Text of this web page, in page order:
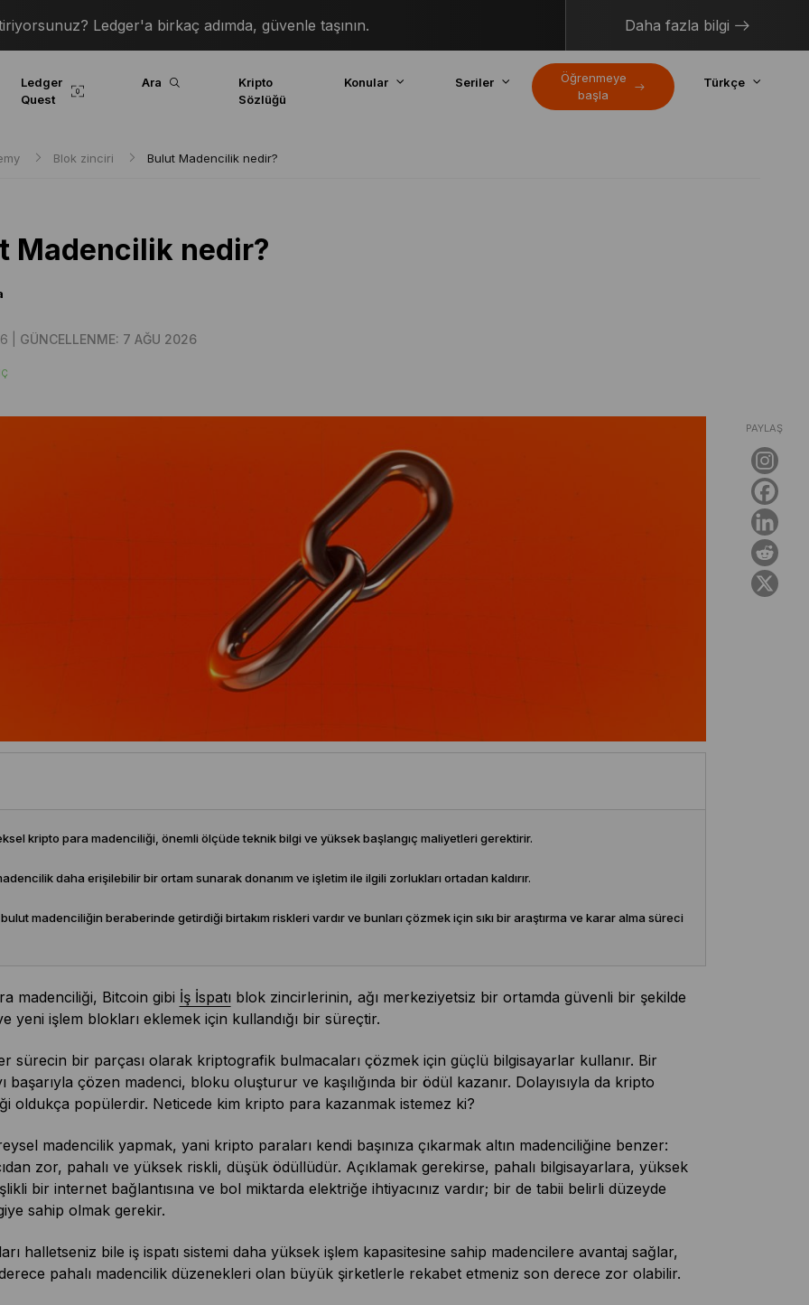
Ledger'a birkaç adımda, güvenle taşının. Daha fazla bilgi
Ledger
Quest
Ara
Kripto
Sözlüğü
Konular Seriler
Öğrenmeye
başla
Türkçe
Blok zinciri Bulut Madencilik nedir?
Madencilik nedir?
| GÜNCELLENME: 7 AĞU 2026
PAYLAŞ
kripto para madenciliği, önemli ölçüde teknik bilgi ve yüksek başlangıç maliyetleri gerektirir.
daha erişilebilir bir ortam sunarak donanım ve işletim ile ilgili zorlukları ortadan kaldırır.
madenciliğin beraberinde getirdiği birtakım riskleri vardır ve bunları çözmek için sıkı bir araştırma ve karar alma süreci
madenciliği, Bitcoin gibi İş İspatı blok zincirlerinin, ağı merkeziyetsiz bir ortamda güvenli bir şekilde
yeni işlem blokları eklemek için kullandığı bir süreçtir.
sürecin bir parçası olarak kriptografik bulmacaları çözmek için güçlü bilgisayarlar kullanır. Bir
başarıyla çözen madenci, bloku oluşturur ve kaşılığında bir ödül kazanır. Dolayısıyla da kripto
oldukça popülerdir. Neticede kim kripto para kazanmak istemez ki?
madencilik yapmak, yani kripto paraları kendi başınıza çıkarmak altın madenciliğine benzer:
zor, pahalı ve yüksek riskli, düşük ödüllüdür. Açıklamak gerekirse, pahalı bilgisayarlara, yüksek
bir internet bağlantısına ve bol miktarda elektriğe ihtiyacınız vardır; bir de tabii belirli düzeyde
sahip olmak gerekir.
halletseniz bile iş ispatı sistemi daha yüksek işlem kapasitesine sahip madencilere avantaj sağlar,
pahalı madencilik düzenekleri olan büyük şirketlerle rekabet etmeniz son derece zor olabilir.